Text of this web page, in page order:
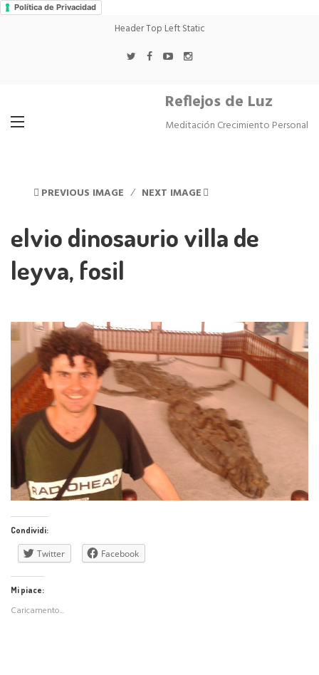
Política de Privacidad
Header Top Left Static
Reflejos de Luz
Meditación Crecimiento Personal
PREVIOUS IMAGE NEXT IMAGE
elvio dinosaurio villa de
leyva, fosil
Condividi:
Twitter Facebook
Mi piace:
Caricamento...